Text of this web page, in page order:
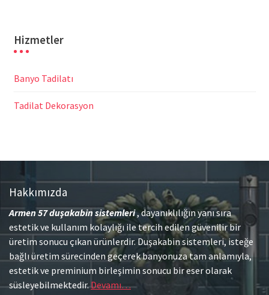
Hizmetler
Banyo Tadilatı
Tadilat Dekorasyon
Hakkımızda
Armen 57duşakabin sistemleri, dayanıklılığın yanı sıra
estetik ve kullanım kolaylığı ile tercih edilen güvenilir bir
üretim sonucu çıkan ürünlerdir. Duşakabin sistemleri, isteğe
bağlı üretim sürecinden geçerek banyonuza tam anlamıyla,
estetik ve preminium birleşimin sonucu bir eser olarak
süsleyebilmektedir.Devamı…